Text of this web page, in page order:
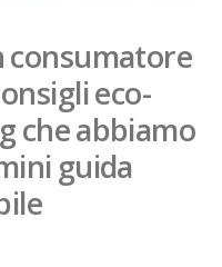
consumatore
eco-
che abbiamo
guida